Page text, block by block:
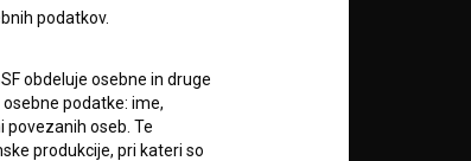
podatkov.
obdeluje osebne in druge
podatke: ime,
oseb. Te
produkcije, pri kateri so